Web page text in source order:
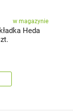
w magazynie
Heda